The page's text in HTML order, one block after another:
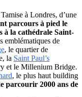
à Londres, d’une
parcours à pied le
à la cathédrale Saint-
emblématiques de
, le quartier de
la Saint Paul’s
et le Millenium Bridge.
, le plus haut building
parcourir 2000 ans de